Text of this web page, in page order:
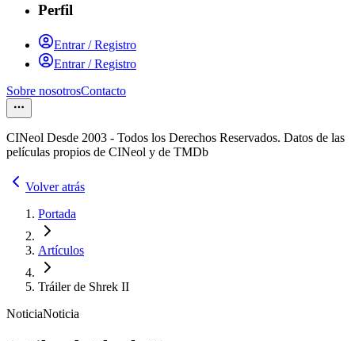
Perfil
Entrar / Registro
Entrar / Registro
Sobre nosotrosContacto
CINeol Desde 2003 - Todos los Derechos Reservados. Datos de las
películas propios de CINeol y de TMDb
Volver atrás
Portada
Artículos
Tráiler de Shrek II
NoticiaNoticia